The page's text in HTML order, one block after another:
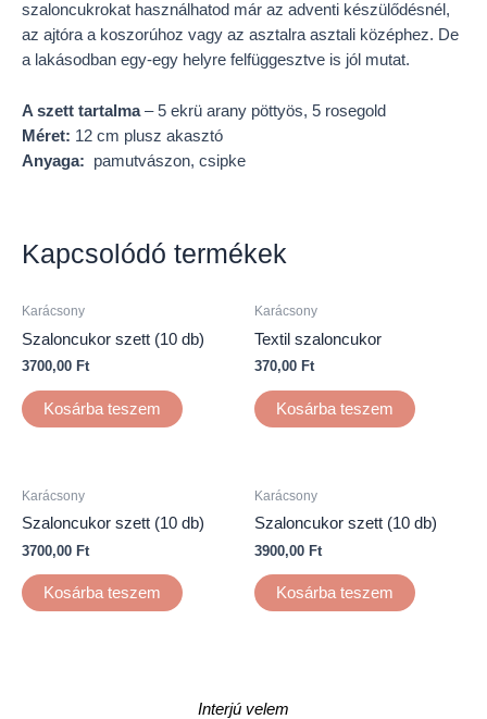
szaloncukrokat használhatod már az adventi készülődésnél,
az ajtóra a koszorúhoz vagy az asztalra asztali középhez. De
a lakásodban egy-egy helyre felfüggesztve is jól mutat.
A szett tartalma– 5 ekrü arany pöttyös, 5 rosegold
Méret: 12 cm plusz akasztó
Anyaga:
pamutvászon, csipke
Kapcsolódó termékek
Karácsony
Szaloncukor szett (10 db)
3700,00 Ft
Kosárba teszem
Karácsony
Textil szaloncukor
370,00 Ft
Kosárba teszem
Karácsony
Szaloncukor szett (10 db)
3700,00 Ft
Kosárba teszem
Karácsony
Szaloncukor szett (10 db)
3900,00 Ft
Kosárba teszem
Interjú velem